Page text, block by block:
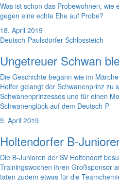
Was ist schon das Probewohnen, wie
gegen eine echte Ehe auf Probe?
18. April 2019
Deutsch-Paulsdorfer Schlossteich
Ungetreuer Schwan
Die Geschichte begann wie im
Helfer gelangt der Schwanenprinz zu
Schwanenprinzesses und für einen
Schwanenglück auf dem Deutsch-P
9. April 2019
Holtendorfer B-
Die B-Junioren der SV Holtendorf
Trainingswochen ihren Großsponsor
taten zudem etwas für die